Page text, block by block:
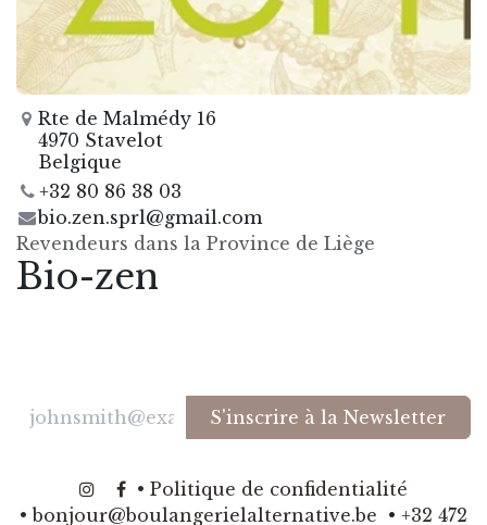
Rte de Malmédy 16
4970 Stavelot
Belgique
+32 80 86 38 03
bio.zen.sprl@gmail.com
Revendeurs dans la Province de Liège
Bio-zen
S'inscrire à la Newsletter
​• Politique de confidentialité
•bonjour@boulangerielalternative.be ​• +32 472